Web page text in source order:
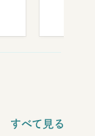
すべて見る